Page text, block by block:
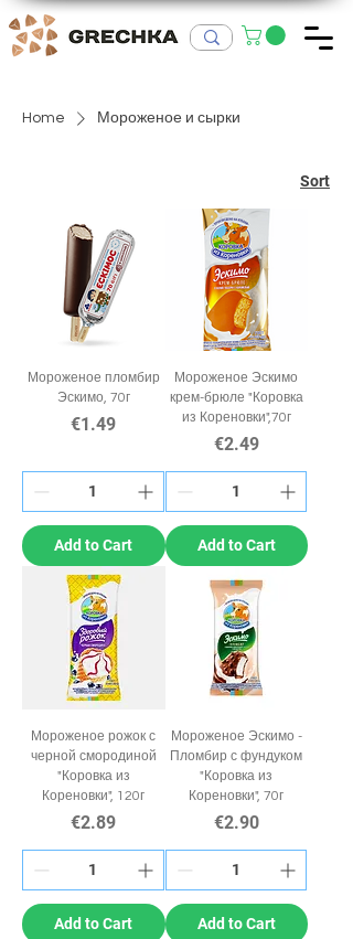
Home Мороженое и сырки
Sort
Мороженое пломбир
Эскимо, 70г
Price
€1.49
Add to Cart
Мороженое Эскимо
крем-брюле "Коровка
из Кореновки",70г
Price
€2.49
Add to Cart
Мороженое рожок с
черной смородиной
"Коровка из
Кореновки", 120г
Price
€2.89
Add to Cart
Мороженое Эскимо -
Пломбир с фундуком
"Коровка из
Кореновки", 70г
Price
€2.90
Add to Cart